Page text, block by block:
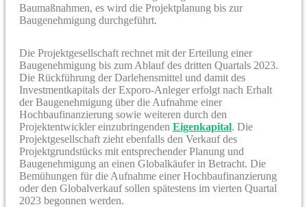
Baumaßnahmen, es wird die Projektplanung bis zur
Baugenehmigung durchgeführt.
Die Projektgesellschaft rechnet mit der Erteilung einer
Baugenehmigung bis zum Ablauf des dritten Quartals 2023.
Die Rückführung der Darlehensmittel und damit des
Investmentkapitals der Exporo-Anleger erfolgt nach Erhalt
der Baugenehmigung über die Aufnahme einer
Hochbaufinanzierung sowie weiteren durch den
Projektentwickler einzubringenden Eigenkapital. Die
Projektgesellschaft zieht ebenfalls den Verkauf des
Projektgrundstücks mit entsprechender Planung und
Baugenehmigung an einen Globalkäufer in Betracht. Die
Bemühungen für die Aufnahme einer Hochbaufinanzierung
oder den Globalverkauf sollen spätestens im vierten Quartal
2023 begonnen werden.